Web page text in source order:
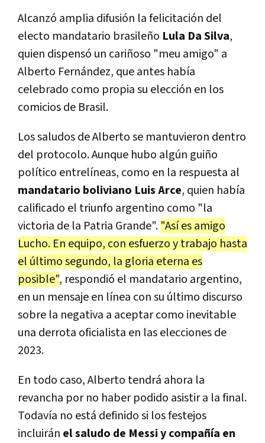
Alcanzó amplia difusión la felicitación del
electo mandatario brasileño Lula Da Silva,
quien dispensó un cariñoso "meu amigo" a
Alberto Fernández, que antes había
celebrado como propia su elección en los
comicios de Brasil.
Los saludos de Alberto se mantuvieron dentro
del protocolo. Aunque hubo algún guiño
político entrelíneas, como en la respuesta al
mandatario boliviano Luis Arce, quien había
calificado el triunfo argentino como "la
victoria de la Patria Grande". "Así es amigo
Lucho. En equipo, con esfuerzo y trabajo hasta
el último segundo, la gloria eterna es
posible", respondió el mandatario argentino,
en un mensaje en línea con su último discurso
sobre la negativa a aceptar como inevitable
una derrota oficialista en las elecciones de
2023.
En todo caso, Alberto tendrá ahora la
revancha por no haber podido asistir a la final.
Todavía no está definido si los festejos
incluirán el saludo de Messi y compañía en